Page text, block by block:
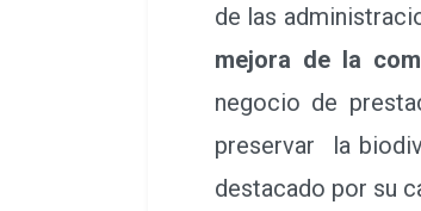
de las
mejora de la
negocio de
preservar la
destacado por su